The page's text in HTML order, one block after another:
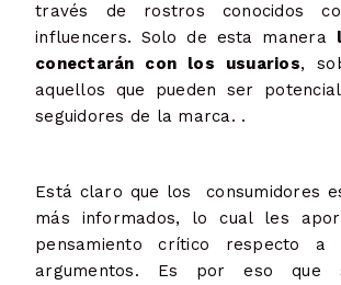
través de rostros conocidos
influencers. Solo de esta manera
conectarán con los usuarios,
aquellos que pueden ser
seguidores de la marca. .
Está claro que los consumidores
más informados, lo cual les
pensamiento crítico respecto a
argumentos. Es por eso que